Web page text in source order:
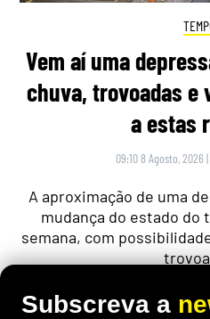
Vem aí uma
chuva, trovoadas
a estas
09:10 8 Agosto, 2026 |
A aproximação de uma
mudança do estado do
semana, com
Subscreva a